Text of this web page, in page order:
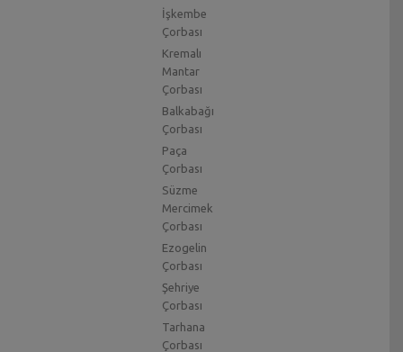
İşkembe
Çorbası
Kremalı
Mantar
Çorbası
Balkabağı
Çorbası
Paça
Çorbası
Süzme
Mercimek
Çorbası
Ezogelin
Çorbası
Şehriye
Çorbası
Tarhana
Çorbası